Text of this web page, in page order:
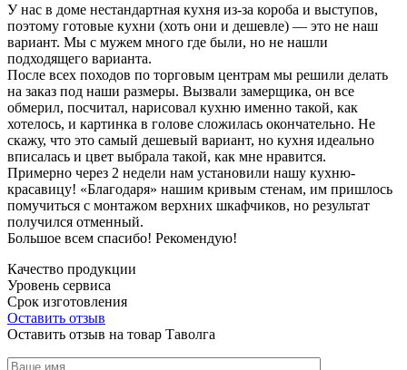
У нас в доме нестандартная кухня из-за короба и выступов,
поэтому готовые кухни (хоть они и дешевле) — это не наш
вариант. Мы с мужем много где были, но не нашли
подходящего варианта.
После всех походов по торговым центрам мы решили делать
на заказ под наши размеры. Вызвали замерщика, он все
обмерил, посчитал, нарисовал кухню именно такой, как
хотелось, и картинка в голове сложилась окончательно. Не
скажу, что это самый дешевый вариант, но кухня идеально
вписалась и цвет выбрала такой, как мне нравится.
Примерно через 2 недели нам установили нашу кухню-
красавицу! «Благодаря» нашим кривым стенам, им пришлось
помучиться с монтажом верхних шкафчиков, но результат
получился отменный.
Большое всем спасибо! Рекомендую!
Качество продукции
Уровень сервиса
Срок изготовления
Оставить отзыв
Оставить отзыв на товар Таволга